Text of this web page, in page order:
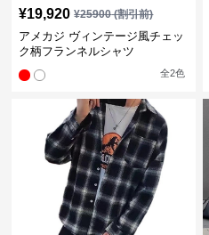
¥19,920 ¥25900(割引前)
アメカジ ヴィンテージ風チェッ
ク柄フランネルシャツ
全2色